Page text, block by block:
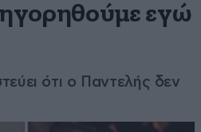
εγώ
ότι ο Παντελής δεν